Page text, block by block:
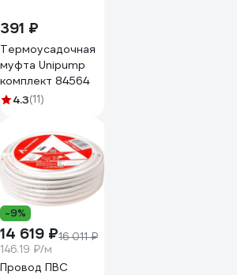
391 ₽
Термоусадочная
муфта Unipump
комплект 84564
4.3(11)
-9%
14 619 ₽16 011 ₽
146.19 ₽/м
Провод ПВС